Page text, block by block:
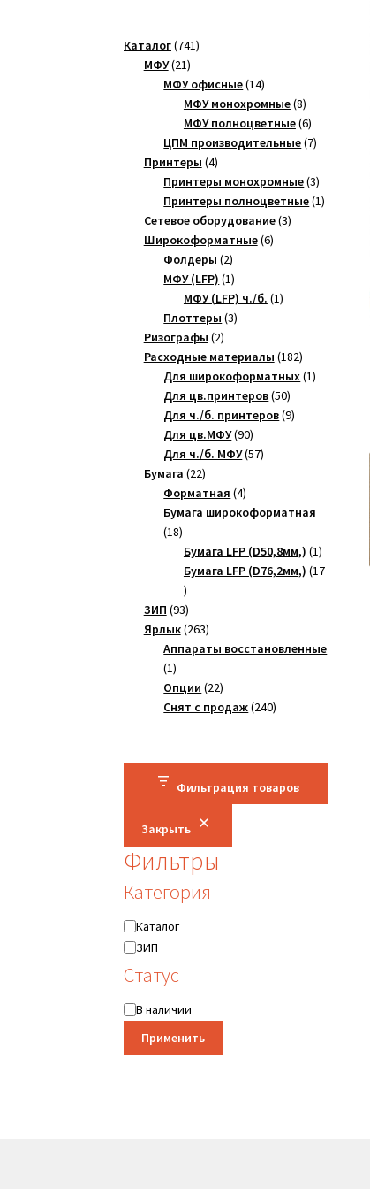
Каталог 741741
МФУ 2121
товар
МФУ офисные 1414
товаров
МФУ монохромные 88
товаров
МФУ полноцветные 66
товаров
ЦПМ производительные 77
Принтеры 44
товара
Принтеры монохромные 33
товара
Принтеры полноцветные 11
Сетевое оборудование 33
Широкоформатные 66
Фолдеры 22
товара
МФУ (LFP) 11
товар
МФУ (LFP) ч./б. 11
Плоттеры 33
Ризографы 22
товара
Расходные материалы 182182
товара
Для широкоформатных 11
Для цв.принтеров 5050
товаров
Для ч./б. принтеров 99
Для цв.МФУ 9090
товаров
Для ч./б. МФУ 5757
Бумага 2222
товара
Форматная 44
товара
Бумага широкоформатная
1818
товаров
Бумага LFP (D50,8мм,) 11
товар
Бумага LFP (D76,2мм,) 17
17
товаров
ЗИП 9393
товара
Ярлык 263263
товара
Аппараты восстановленные
11
товар
Опции 2222
товара
Снят с продаж 240240
Фильтрация товаров
Закрыть
Фильтры
Категория
Категория
Каталог
ЗИП
Статус
Статус
В наличии
Применить